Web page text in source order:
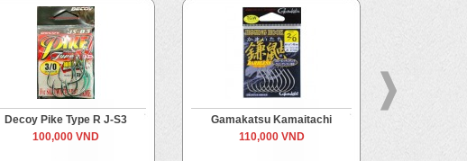
Decoy Pike Type R J-S3
100,000 VND
Gamakatsu Kamaitachi
110,000 VND